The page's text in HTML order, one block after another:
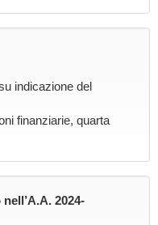
indicazione del
finanziarie, quarta
2024-